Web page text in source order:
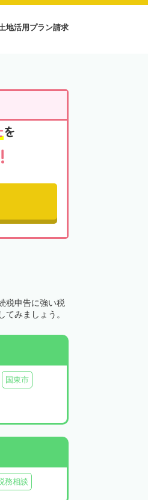
地活用プラン請求
を
税申告に強い税
みましょう。
国東市
務相談